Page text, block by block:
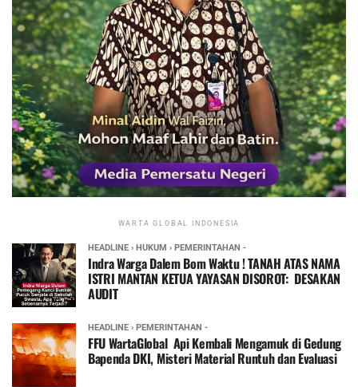
WARTA GLOBAL INDONESIA
HEADLINE › HUKUM › PEMERINTAHAN -
Indra Warga Dalem Bom Waktu ! TANAH ATAS NAMA
ISTRI MANTAN KETUA YAYASAN DISOROT: DESAKAN
AUDIT
HEADLINE › PEMERINTAHAN -
FFU WartaGlobal Api Kembali Mengamuk di Gedung
Bapenda DKI, Misteri Material Runtuh dan Evaluasi